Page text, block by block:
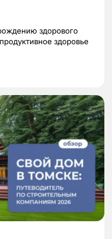
здорового
здоровье